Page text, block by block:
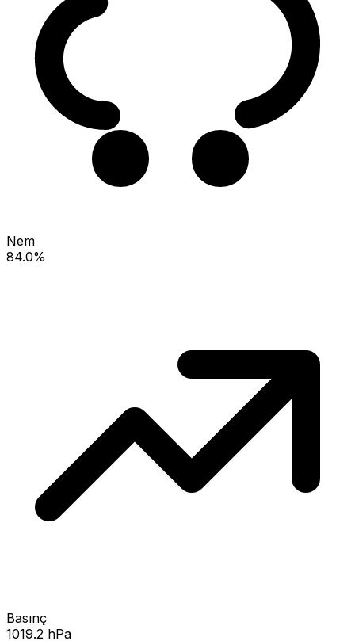
Nem
84.0%
Basınç
1019.2 hPa